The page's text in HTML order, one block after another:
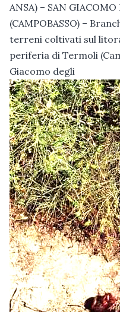
ANSA) – SAN
(CAMPOBASSO) –
terreni coltivati sul
periferia di Termoli
Giacomo degli